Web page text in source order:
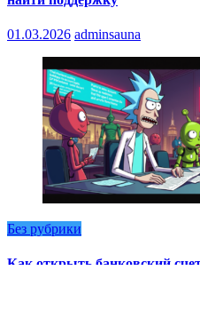
01.03.2026 adminsauna
Без рубрики
Как открыть банковский